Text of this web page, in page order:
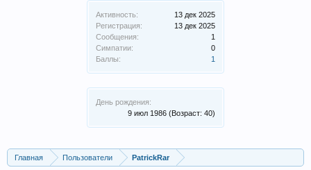
Активность:
13 дек 2025
Регистрация:
13 дек 2025
Сообщения:
1
Симпатии:
0
Баллы:
1
День рождения:
9 июл 1986 (Возраст: 40)
Главная Пользователи PatrickRar